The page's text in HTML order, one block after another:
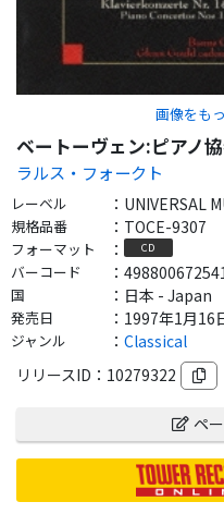
画像をも
ベートーヴェン:ピアノ
ラルス・フォークト
レーベル ： UNIVERSAL
規格品番 ： TOCE-9307
フォーマット ： CD
バーコード ：
国 ： 日本 - Japan
発売日 ： 1997年1月16
ジャンル ： Classical
リリースID： 10279322
ペ